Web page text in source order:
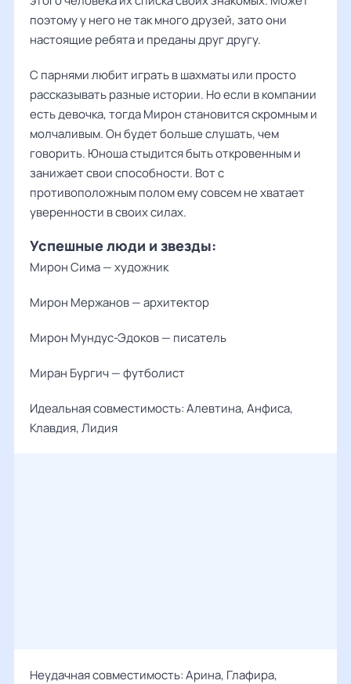
поэтому у него не так много друзей, зато они
настоящие ребята и преданы друг другу.
С парнями любит играть в шахматы или просто
рассказывать разные истории. Но если в компании
есть девочка, тогда Мирон становится скромным и
молчаливым. Он будет больше слушать, чем
говорить. Юноша стыдится быть откровенным и
занижает свои способности. Вот с
противоположным полом ему совсем не хватает
уверенности в своих силах.
Успешные люди и звезды:
Мирон Сима — художник
Мирон Мержанов — архитектор
Мирон Мундус-Эдоков — писатель
Миран Бургич — футболист
Идеальная совместимость: Алевтина, Анфиса,
Клавдия, Лидия
Неудачная совместимость: Арина, Глафира,